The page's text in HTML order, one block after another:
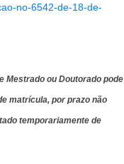
no-6542-de-18-de-
Mestrado ou Doutorado pode
matrícula, por prazo não
temporariamente de